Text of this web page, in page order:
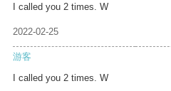
I called you 2 times. W
2022-02-25
游客
I called you 2 times. W